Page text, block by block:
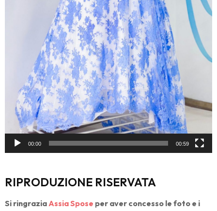
00:00 00:59
RIPRODUZIONE RISERVATA
Si ringrazia Assia Spose per aver concesso le foto e i